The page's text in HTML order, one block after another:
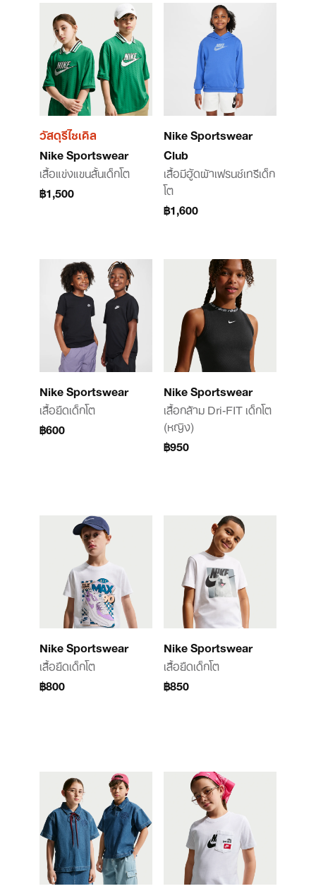
วัสดุรีไซเคิล
Nike Sportswear
เสื้อแข่งแขนสั้นเด็กโต
฿1,500
Nike Sportswear
Club
เสื้อมีฮู้ดผ้าเฟรนช์เทรีเด็ก
โต
฿1,600
Nike Sportswear
เสื้อยืดเด็กโต
฿600
Nike Sportswear
เสื้อกล้าม Dri-FIT เด็กโต
(หญิง)
฿950
Nike Sportswear
เสื้อยืดเด็กโต
฿800
Nike Sportswear
เสื้อยืดเด็กโต
฿850